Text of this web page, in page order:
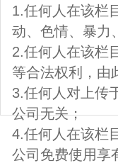
1.任何人在该栏
动、色情、暴力
2.任何人在该栏
等合法权利，由
3.任何人对上传
公司无关；
4.任何人在该栏
公司免费使用享